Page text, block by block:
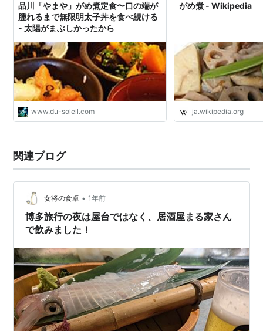
品川「やまや」がめ煮定食〜口の端が
腫れるまで無限明太子丼を食べ続ける
- 太陽がまぶしかったから
www.du-soleil.com
がめ煮 - Wikipedia
ja.wikipedia.org
関連ブログ
女将の食卓 • 1年前
博多旅行の夜は屋台ではなく、居酒屋まる家さん
で飲みました！